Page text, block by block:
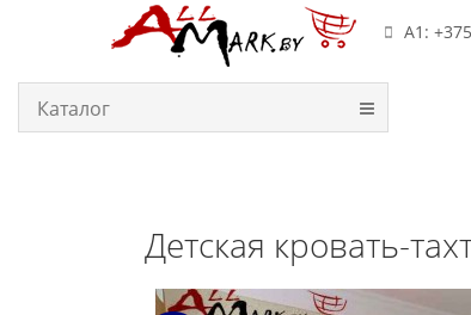
А1:
Каталог
Детская кровать-